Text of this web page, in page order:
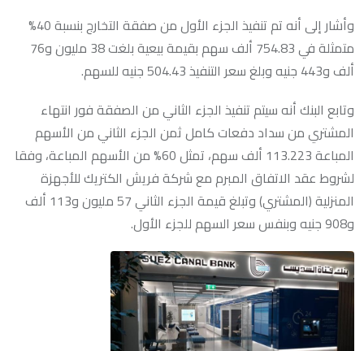
وأشار إلى أنه تم تنفيذ الجزء الأول من صفقة التخارج بنسبة 40%
متمثلة في 754.83 ألف سهم بقيمة بيعية بلغت 38 مليون و76
ألف و443 جنيه وبلغ سعر التنفيذ 504.43 جنيه للسهم.
وتابع البنك أنه سيتم تنفيذ الجزء الثاني من الصفقة فور انتهاء
المشتري من سداد دفعات كامل ثمن الجزء الثاني من الأسهم
المباعة 113.223 ألف سهم، تمثل 60% من الأسهم المباعة، وفقا
لشروط عقد الاتفاق المبرم مع شركة فريش الكتريك للأجهزة
المنزلية (المشتري) وتبلغ قيمة الجزء الثاني 57 مليون و113 ألف
و908 جنيه وبنفس سعر السهم للجزء الأول.